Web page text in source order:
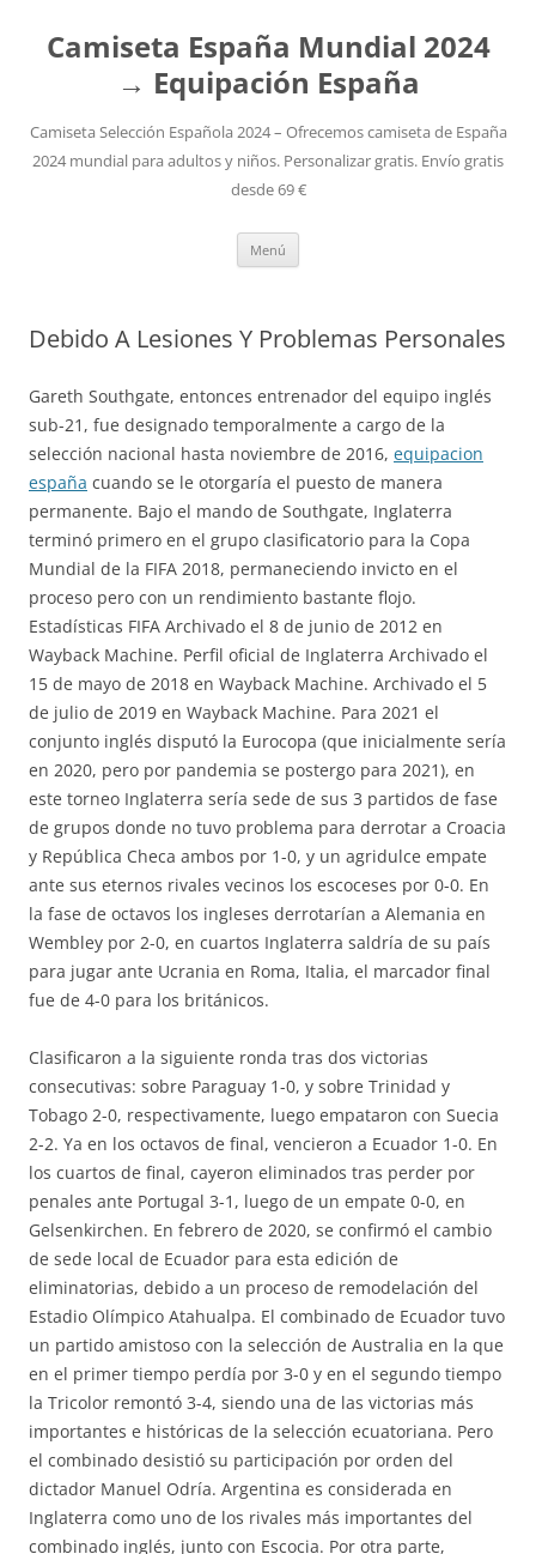
Camiseta España Mundial 2024
→ Equipación España
Camiseta Selección Española 2024 – Ofrecemos camiseta de España
2024 mundial para adultos y niños. Personalizar gratis. Envío gratis
desde 69 €
Menú
Debido A Lesiones Y Problemas Personales
Gareth Southgate, entonces entrenador del equipo inglés
sub-21, fue designado temporalmente a cargo de la
selección nacional hasta noviembre de 2016, equipacion
españa cuando se le otorgaría el puesto de manera
permanente. Bajo el mando de Southgate, Inglaterra
terminó primero en el grupo clasificatorio para la Copa
Mundial de la FIFA 2018, permaneciendo invicto en el
proceso pero con un rendimiento bastante flojo.
Estadísticas FIFA Archivado el 8 de junio de 2012 en
Wayback Machine. Perfil oficial de Inglaterra Archivado el
15 de mayo de 2018 en Wayback Machine. Archivado el 5
de julio de 2019 en Wayback Machine. Para 2021 el
conjunto inglés disputó la Eurocopa (que inicialmente sería
en 2020, pero por pandemia se postergo para 2021), en
este torneo Inglaterra sería sede de sus 3 partidos de fase
de grupos donde no tuvo problema para derrotar a Croacia
y República Checa ambos por 1-0, y un agridulce empate
ante sus eternos rivales vecinos los escoceses por 0-0. En
la fase de octavos los ingleses derrotarían a Alemania en
Wembley por 2-0, en cuartos Inglaterra saldría de su país
para jugar ante Ucrania en Roma, Italia, el marcador final
fue de 4-0 para los británicos.
Clasificaron a la siguiente ronda tras dos victorias
consecutivas: sobre Paraguay 1-0, y sobre Trinidad y
Tobago 2-0, respectivamente, luego empataron con Suecia
2-2. Ya en los octavos de final, vencieron a Ecuador 1-0. En
los cuartos de final, cayeron eliminados tras perder por
penales ante Portugal 3-1, luego de un empate 0-0, en
Gelsenkirchen. En febrero de 2020, se confirmó el cambio
de sede local de Ecuador para esta edición de
eliminatorias, debido a un proceso de remodelación del
Estadio Olímpico Atahualpa. El combinado de Ecuador tuvo
un partido amistoso con la selección de Australia en la que
en el primer tiempo perdía por 3-0 y en el segundo tiempo
la Tricolor remontó 3-4, siendo una de las victorias más
importantes e históricas de la selección ecuatoriana. Pero
el combinado desistió su participación por orden del
dictador Manuel Odría. Argentina es considerada en
Inglaterra como uno de los rivales más importantes del
combinado inglés, junto con Escocia. Por otra parte,